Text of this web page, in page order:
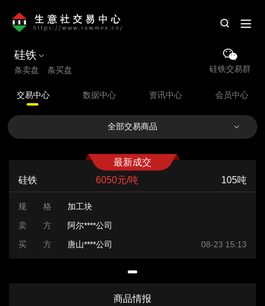
硅铁
条卖盘 条买盘 硅铁交易群
交易中心 数据中心 资讯中心 会员中心
全部交易商品
最新成交
硅铁
6050元/吨 105吨
规 格
加工块
卖 方
阿尔****公司
买 方
唐山****公司 08-23 15:13
商品情报